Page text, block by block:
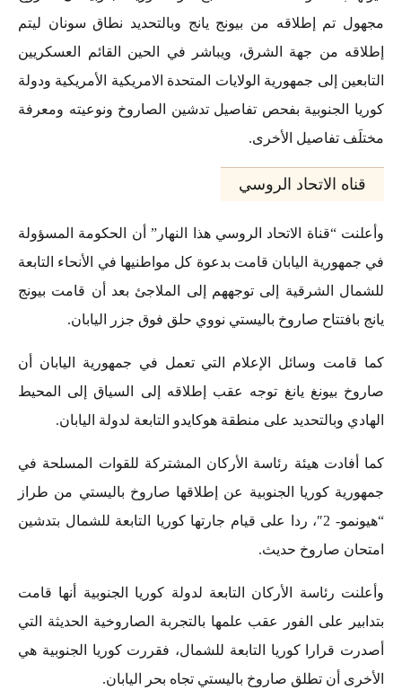
مجهول تم إطلاقه من بيونج يانج وبالتحديد نطاق سونان ليتم
إطلاقه من جهة الشرق، ويباشر في الحين القائم العسكريين
التابعين إلى جمهورية الولايات المتحدة الامريكية الأمريكية ودولة
كوريا الجنوبية بفحص تفاصيل تدشين الصاروخ ونوعيته ومعرفة
مختلَف تفاصيل الأخرى.
قناه الاتحاد الروسي
وأعلنت “قناة الاتحاد الروسي هذا النهار” أن الحكومة المسؤولة
في جمهورية اليابان قامت بدعوة كل مواطنيها في الأنحاء التابعة
للشمال الشرقية إلى توجههم إلى الملاجئ بعد أن قامت بيونج
يانج بافتتاح صاروخ باليستي نووي حلق فوق جزر اليابان.
كما قامت وسائل الإعلام التي تعمل في جمهورية اليابان أن
صاروخ بيونغ يانغ توجه عقب إطلاقه إلى السياق إلى المحيط
الهادي وبالتحديد على منطقة هوكايدو التابعة لدولة اليابان.
كما أفادت هيئة رئاسة الأركان المشتركة للقوات المسلحة في
جمهورية كوريا الجنوبية عن إطلاقها صاروخ باليستي من طراز
“هيونمو- 2″، ردا على قيام جارتها كوريا التابعة للشمال بتدشين
امتحان صاروخ حديث.
وأعلنت رئاسة الأركان التابعة لدولة كوريا الجنوبية أنها قامت
بتدابير على الفور عقب علمها بالتجربة الصاروخية الحديثة التي
أصدرت قرارا كوريا التابعة للشمال، فقررت كوريا الجنوبية هي
الأخرى أن تطلق صاروخ باليستي تجاه بحر اليابان.